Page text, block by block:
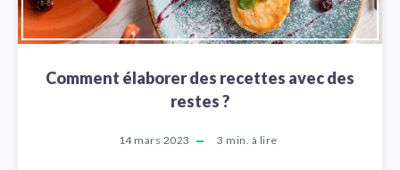
Comment élaborer des recettes avec des
restes ?
14 mars 2023 3 min. à lire